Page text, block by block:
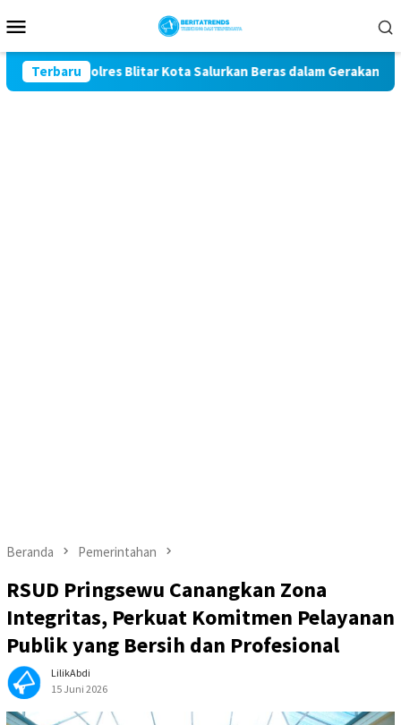
ke
Mobile
Terbaru
Polres Blitar Kota Salurkan Beras dalam Gerakan Pangan
Beranda Pemerintahan
RSUD Pringsewu Canangkan Zona
Integritas, Perkuat Komitmen Pelayanan
Publik yang Bersih dan Profesional
LilikAbdi
15 Juni 2026